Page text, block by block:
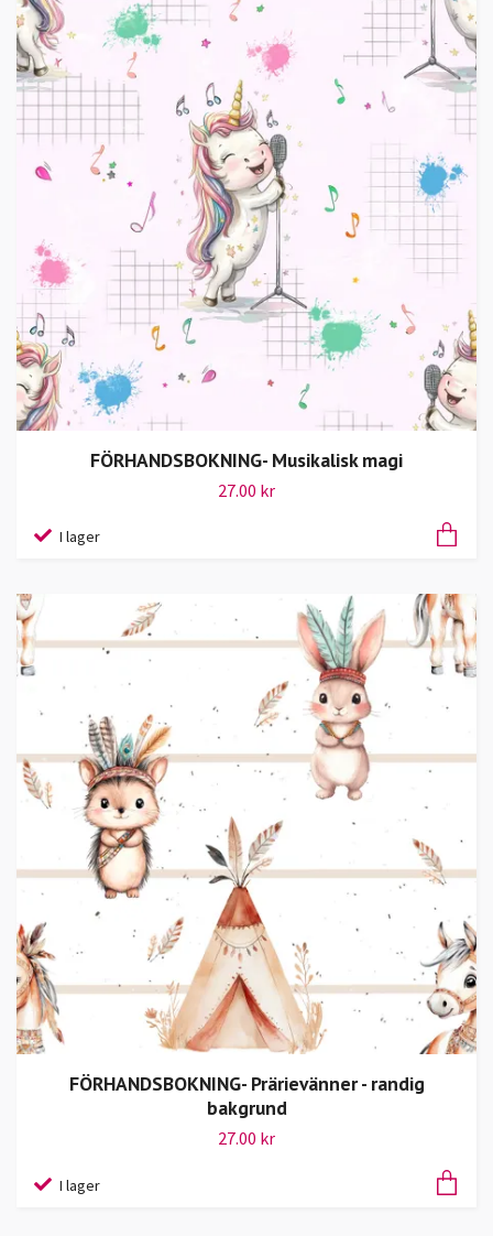
FÖRHANDSBOKNING- Musikalisk magi
27.00 kr
I lager
FÖRHANDSBOKNING- Prärievänner - randig
bakgrund
27.00 kr
I lager